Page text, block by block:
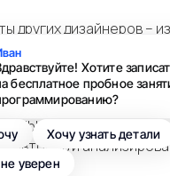
других дизайнеров –
созданных
поможет вам
знания в
Многие
Dribbble, позволяют
авторов и
Хотите
бесплатное пробное
Хочу узнать детали
уверен